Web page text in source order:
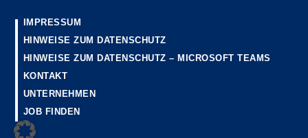
IMPRESSUM
HINWEISE ZUM DATENSCHUTZ
HINWEISE ZUM DATENSCHUTZ – MICROSOFT TEAMS
KONTAKT
UNTERNEHMEN
JOB FINDEN